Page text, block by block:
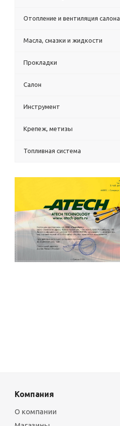
Отопление и вентиляция салона
Масла, смазки и жидкости
Прокладки
Салон
Инструмент
Крепеж, метизы
Топливная система
Компания
О компании